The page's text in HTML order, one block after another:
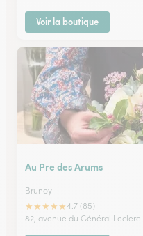
Voir la boutique
Au Pre des Arums
Brunoy
★★★★★4.7 (85)
82, avenue du Général Leclerc